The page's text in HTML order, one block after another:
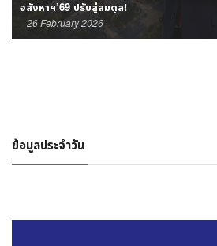
อสังหาฯ’69 ปรับสู่สมดุล!
26 February 2026
ข้อมูลประจำวัน